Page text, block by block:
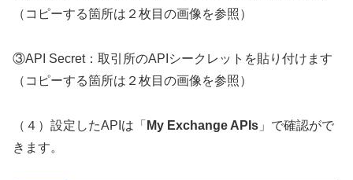
（コピーする箇所は２枚目の画像を参照）
③API Secret：取引所のAPIシークレットを貼り付けます
（コピーする箇所は２枚目の画像を参照）
（４）設定したAPIは「 My Exchange APIs 」で確認がで
きます。